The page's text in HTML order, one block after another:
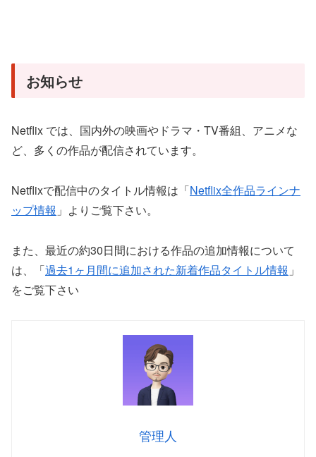
お知らせ
Netflix では、国内外の映画やドラマ・TV番組、アニメな
ど、多くの作品が配信されています。
Netflixで配信中のタイトル情報は「Netflix全作品ラインナ
ップ情報 」よりご覧下さい。
また、最近の約30日間における作品の追加情報について
は、「過去1ヶ月間に追加された新着作品タイトル情報 」
をご覧下さい
管理人